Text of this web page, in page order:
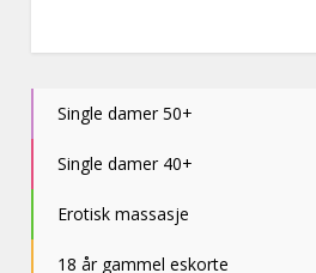
Single damer 50+
Single damer 40+
Erotisk massasje
18 år gammel eskorte